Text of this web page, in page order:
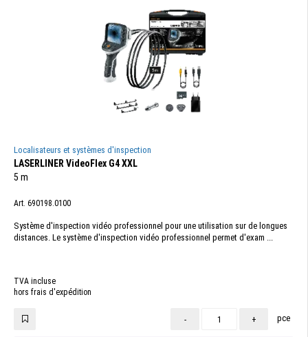
Localisateurs et systèmes d'inspection
LASERLINER VideoFlex G4 XXL
5 m
Art. 690198.0100
Système d'inspection vidéo professionnel pour une utilisation sur de longues
distances. Le système d'inspection vidéo professionnel permet d'exam ...
TVA incluse
hors frais d'expédition
- + pce